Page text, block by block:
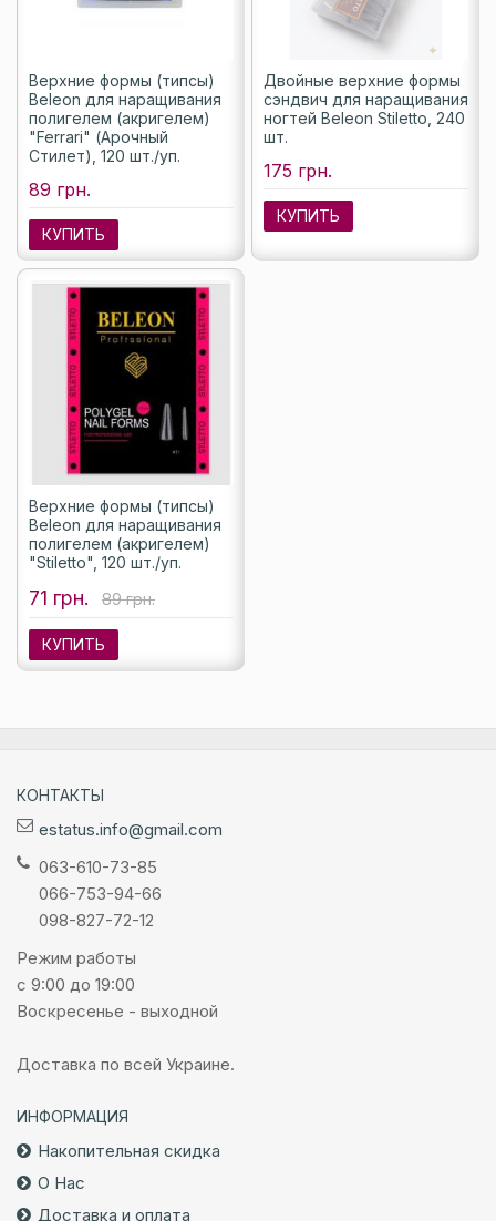
Верхние формы (типсы)
Beleon для наращивания
полигелем (акригелем)
"Ferrari" (Арочный
Стилет), 120 шт./уп.
89 грн.
КУПИТЬ
Двойные верхние формы
сэндвич для наращивания
ногтей Beleon Stiletto, 240
шт.
175 грн.
КУПИТЬ
Верхние формы (типсы)
Beleon для наращивания
полигелем (акригелем)
"Stiletto", 120 шт./уп.
71 грн. 89 грн.
КУПИТЬ
КОНТАКТЫ
estatus.info@gmail.com
063-610-73-85
066-753-94-66
098-827-72-12
Режим работы
с 9:00 до 19:00
Воскресенье - выходной
Доставка по всей Украине.
ИНФОРМАЦИЯ
Накопительная скидка
О Нас
Доставка и оплата